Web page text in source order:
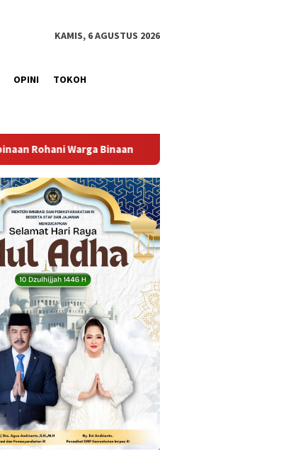
KAMIS, 6 AGUSTUS 2026
OPINI TOKOH
Bangun Kesamaan Persepsi, Lapas Narkotika Muara